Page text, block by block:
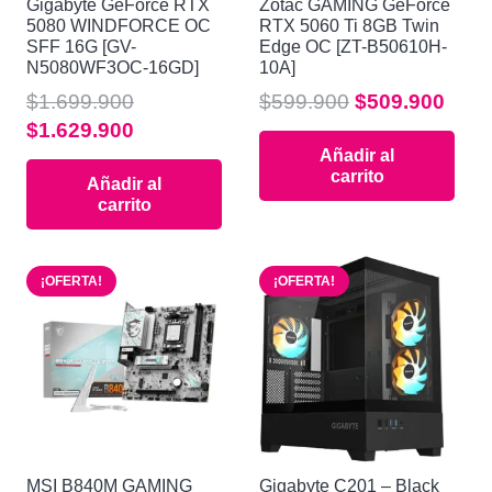
Gigabyte GeForce RTX
5080 WINDFORCE OC
SFF 16G [GV-
N5080WF3OC-16GD]
$1.699.900
El
precio
original
$1.629.900
precio
actual
es:
Añadir al
carrito
Zotac GAMING GeForce
RTX 5060 Ti 8GB Twin
Edge OC [ZT-B50610H-
10A]
$599.900 El
precio
original
era:
$509.900
Añadir al
carrito
¡OFERTA!
MSI B840M GAMING
¡OFERTA!
Gigabyte C201 – Black